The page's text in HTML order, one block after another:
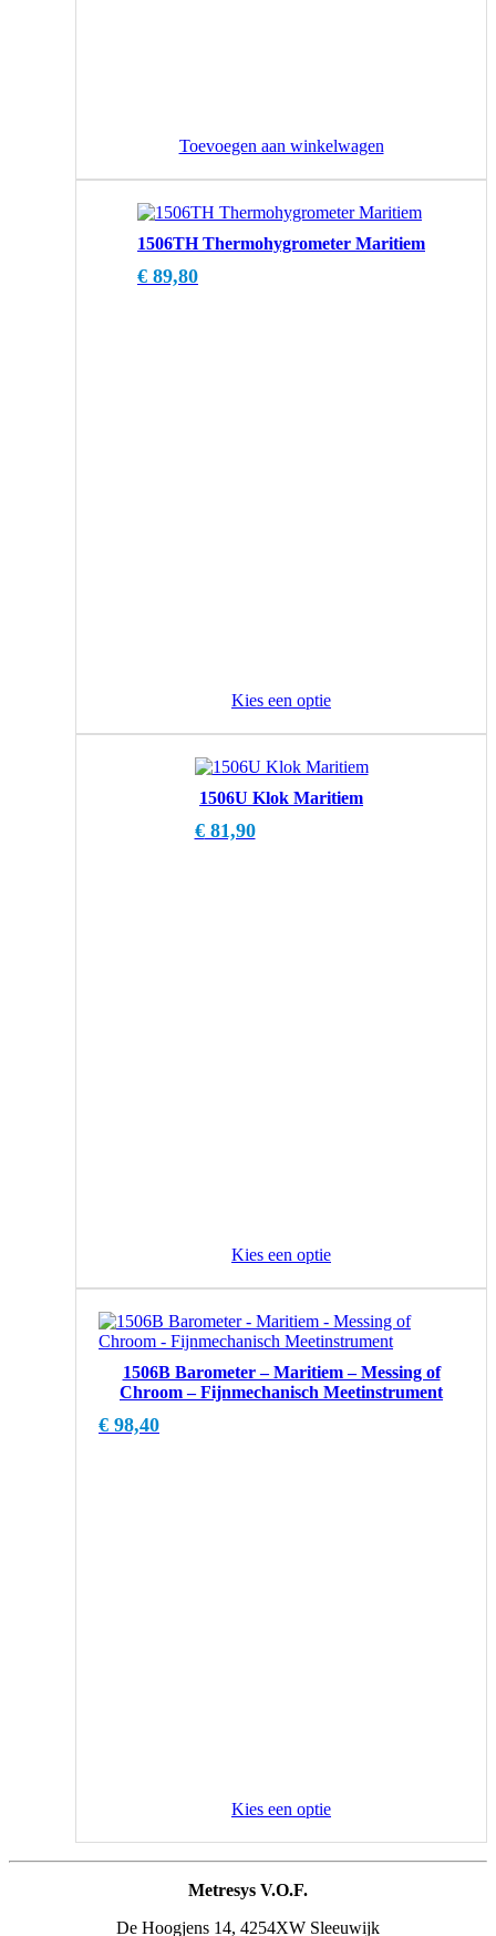
Toevoegen aan winkelwagen
1506TH Thermohygrometer Maritiem
€ 89,80
Kies een optie
1506U Klok Maritiem
€81,90
Kies een optie
1506B Barometer – Maritiem – Messing of
Chroom – Fijnmechanisch Meetinstrument
€ 98,40
Kies een optie
Metresys V.O.F.
De Hoogjens 14, 4254XW Sleeuwijk